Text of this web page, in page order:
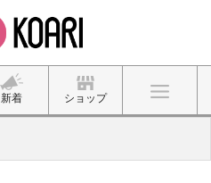
新着 ショップ